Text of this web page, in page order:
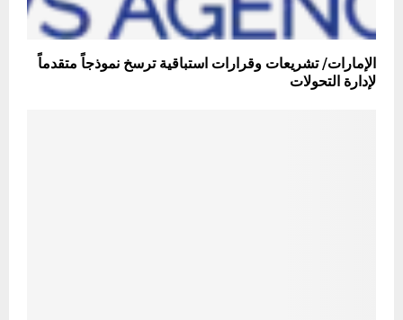
الإمارات/ تشريعات وقرارات استباقية ترسخ نموذجاً متقدماً
لإدارة التحولات